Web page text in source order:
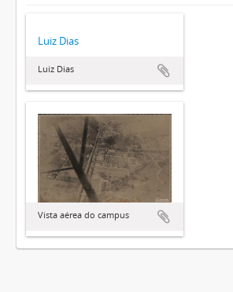
Luiz Dias
Luiz Dias
Vista aérea do campus